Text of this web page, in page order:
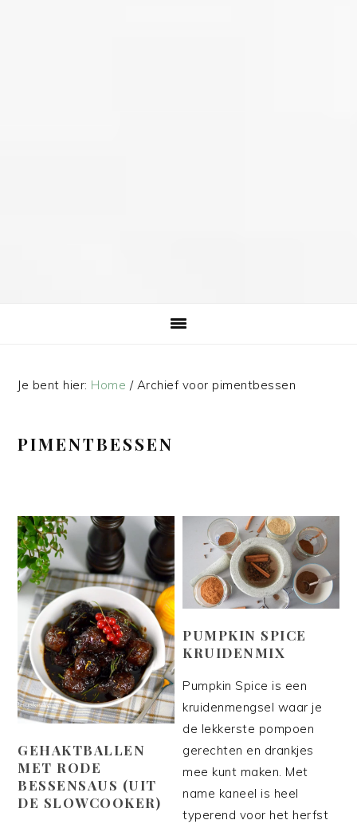
Je bent hier: Home /Archief voor pimentbessen
PIMENTBESSEN
GEHAKTBALLEN
MET RODE
BESSENSAUS (UIT
DE SLOWCOOKER)
PUMPKIN SPICE
KRUIDENMIX
Pumpkin Spice is een
kruidenmengsel waar je
de lekkerste pompoen
gerechten en drankjes
mee kunt maken. Met
name kaneel is heel
typerend voor het herfst